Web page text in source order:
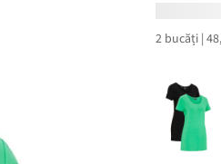
2 bucăți |